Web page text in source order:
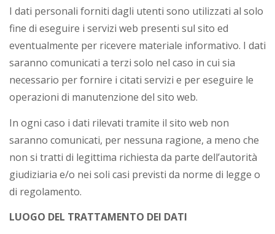
I dati personali forniti dagli utenti sono utilizzati al solo
fine di eseguire i servizi web presenti sul sito ed
eventualmente per ricevere materiale informativo. I dati
saranno comunicati a terzi solo nel caso in cui sia
necessario per fornire i citati servizi e per eseguire le
operazioni di manutenzione del sito web.
In ogni caso i dati rilevati tramite il sito web non
saranno comunicati, per nessuna ragione, a meno che
non si tratti di legittima richiesta da parte dell’autorità
giudiziaria e/o nei soli casi previsti da norme di legge o
di regolamento.
LUOGO DEL TRATTAMENTO DEI DATI